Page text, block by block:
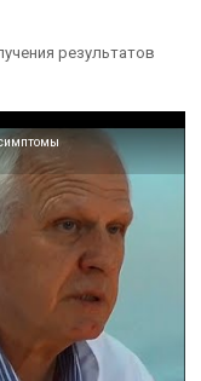
результатов